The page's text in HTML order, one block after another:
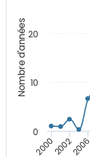
Nombre d'années
200020022006
0
10
20